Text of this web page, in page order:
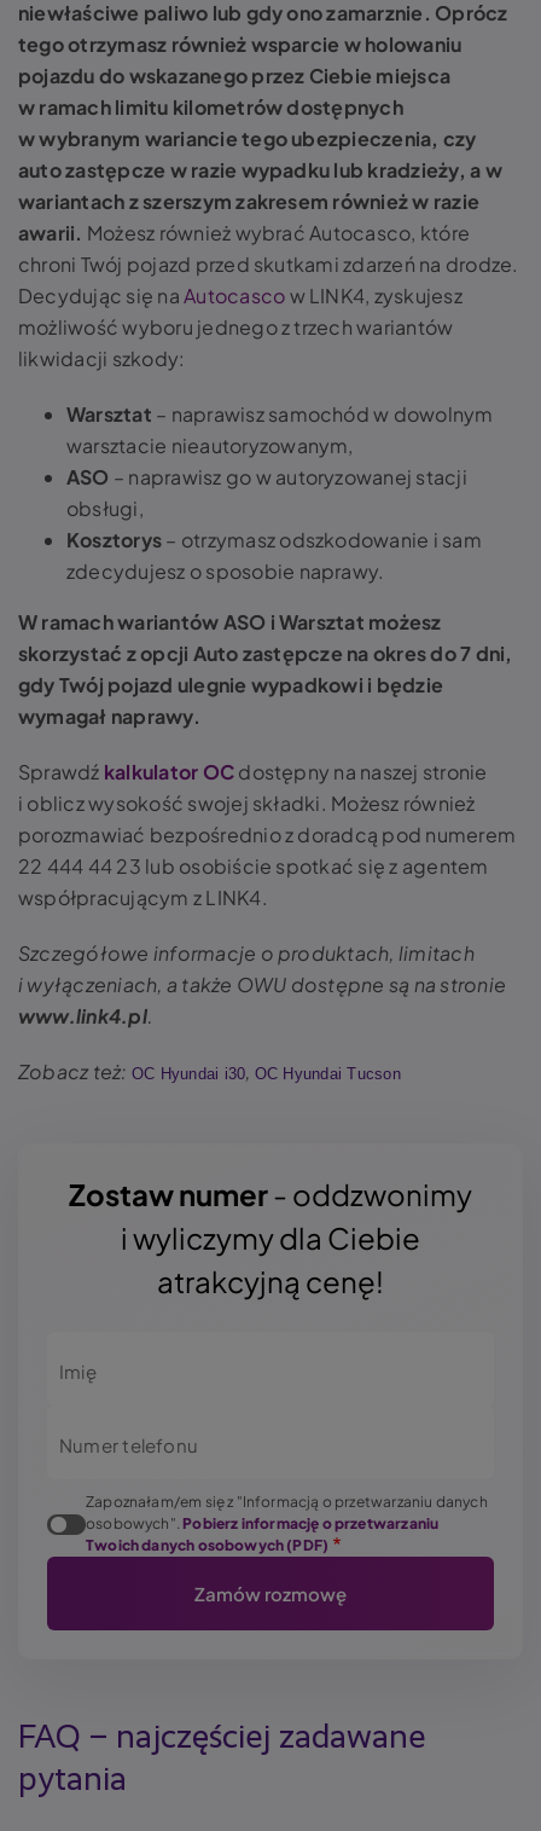
niewłaściwe paliwo lub gdy ono zamarznie. Oprócz
tego otrzymasz również wsparcie w holowaniu
pojazdu do wskazanego przez Ciebie miejsca
w ramach limitu kilometrów dostępnych
w wybranym wariancie tego ubezpieczenia, czy
auto zastępcze w razie wypadku lub kradzieży, a w
wariantach z szerszym zakresem również w razie
awarii. Możesz również wybrać Autocasco, które
chroni Twój pojazd przed skutkami zdarzeń na drodze.
Decydując się naAutocascow LINK4, zyskujesz
możliwość wyboru jednego z trzech wariantów
likwidacji szkody:
Warsztat – naprawisz samochód w dowolnym
warsztacie nieautoryzowanym,
ASO – naprawisz go w autoryzowanej stacji
obsługi,
Kosztorys– otrzymasz odszkodowanie i sam
zdecydujesz o sposobie naprawy.
W ramach wariantów ASO i Warsztat możesz
skorzystać z opcji Auto zastępcze na okres do 7 dni,
gdy Twój pojazd ulegnie wypadkowi i będzie
wymagał naprawy.
Sprawdź kalkulator OCdostępny na naszej stronie
i oblicz wysokość swojej składki. Możesz również
porozmawiać bezpośrednio z doradcą pod numerem
22 444 44 23 lub osobiście spotkać się z agentem
współpracującym z LINK4.
Szczegółowe informacje o produktach, limitach
i wyłączeniach, a także OWU dostępne są na stronie
www.link4.pl.
Zobacz też: OC Hyundai i30, OC Hyundai Tucson
Zostaw numer- oddzwonimy
i wyliczymy dla Ciebie
atrakcyjną cenę!
Imię
Numer telefonu
Zapoznałam/em się z "Informacją o przetwarzaniu danych
osobowych". Pobierz informację o przetwarzaniu
Twoich danych osobowych (PDF)
FAQ – najczęściej zadawane
pytania